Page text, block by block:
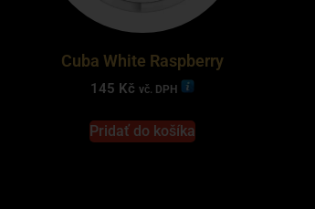
Cuba White Raspberry
145 Kč vč. DPH
Pridať do košíka